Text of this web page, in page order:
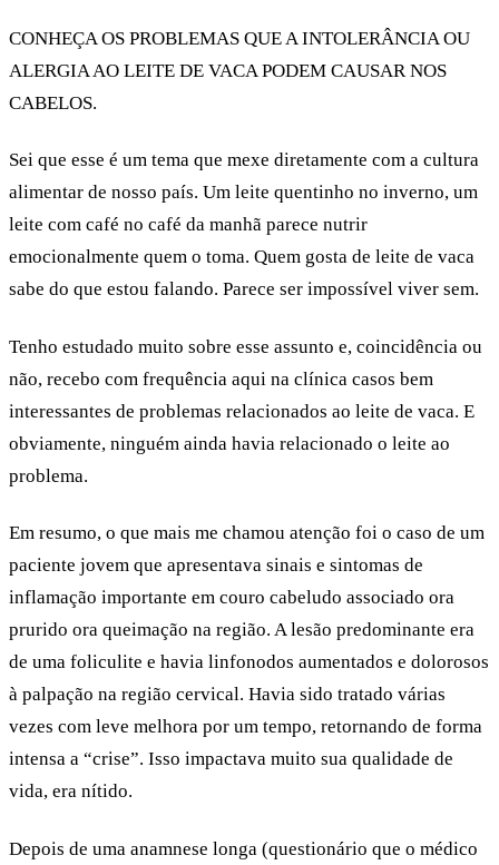
CONHEÇA OS PROBLEMAS QUE A INTOLERÂNCIA OU
ALERGIA AO LEITE DE VACA PODEM CAUSAR NOS
CABELOS.
Sei que esse é um tema que mexe diretamente com a cultura
alimentar de nosso país. Um leite quentinho no inverno, um
leite com café no café da manhã parece nutrir
emocionalmente quem o toma. Quem gosta de leite de vaca
sabe do que estou falando. Parece ser impossível viver sem.
Tenho estudado muito sobre esse assunto e, coincidência ou
não, recebo com frequência aqui na clínica casos bem
interessantes de problemas relacionados ao leite de vaca. E
obviamente, ninguém ainda havia relacionado o leite ao
problema.
Em resumo, o que mais me chamou atenção foi o caso de um
paciente jovem que apresentava sinais e sintomas de
inflamação importante em couro cabeludo associado ora
prurido ora queimação na região. A lesão predominante era
de uma foliculite e havia linfonodos aumentados e dolorosos
à palpação na região cervical. Havia sido tratado várias
vezes com leve melhora por um tempo, retornando de forma
intensa a “crise”. Isso impactava muito sua qualidade de
vida, era nítido.
Depois de uma anamnese longa (questionário que o médico